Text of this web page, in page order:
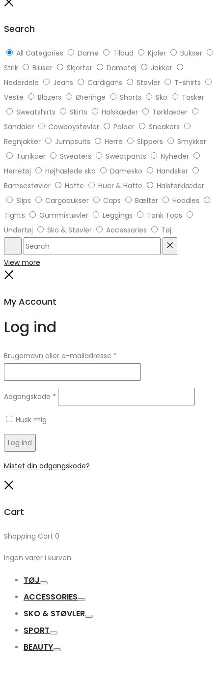
Search
All Categories Dame Tilbud Kjoler
Bukser
Strik
Bluser Skjorter Dametøj
Jakker
Nederdele
Jeans Cardigans Støvler
T-shirts
Veste
Blazers Øreringe Shorts Sko
Tasker
Sweatshirts
Skirts Halskæder
Tørklæder
Sandaler
Cowboystøvler Poloer
Sneakers
Regnjakker
Jumpsuits Herre Slippers
Smykker
Tunikaer
Sweaters Sweatpants
Nyheder
Herretøj
Højhælede sko Damesko
Handsker
Bamsestøvler
Hatte Huer & Hatte
Halstørklæder
Slips
Cargobukser Caps Bælter
Hoodies
Tights
Gummistøvler Leggings
Tank Tops
Undertøj
Sko & Støvler Accessories Tøj
Search
View more
My Account
Log ind
Brugernavn eller e-mailadresse *
Adgangskode *
Husk mig
Log ind
Mistet din adgangskode?
Cart
Shopping Cart 0
Ingen varer i kurven.
TØJ
ACCESSORIES
SKO & STØVLER
SPORT
BEAUTY